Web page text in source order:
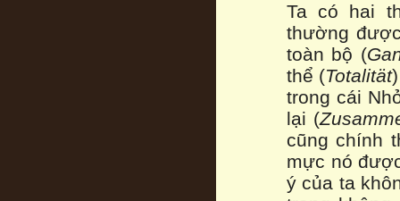
Ta có hai
thường
toàn bộ (
thể (Totalität
trong cái
lại (
cũng chính
mực nó
ý của ta